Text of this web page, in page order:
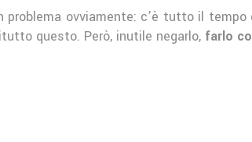
problema ovviamente: c’è tutto il
questo. Però, inutile negarlo, farlo